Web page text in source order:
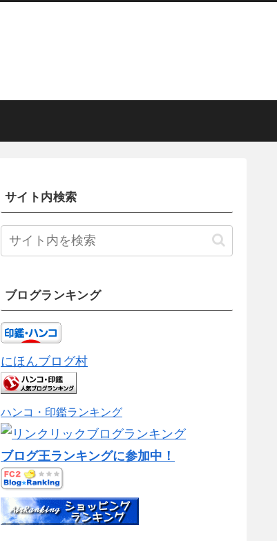
サイト内検索
ブログランキング
にほんブログ村
ハンコ・印鑑ランキング
ブログ王ランキングに参加中！